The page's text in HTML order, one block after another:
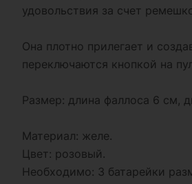
удовольствия за счет
Она плотно прилегает и
переключаются кнопкой на
Размер: длина фаллоса 6 см,
Материал: желе.
Цвет: розовый.
Необходимо: 3 батарейки